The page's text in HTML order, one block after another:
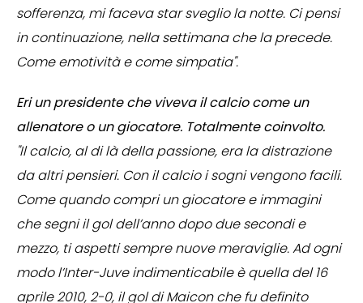
sofferenza, mi faceva star sveglio la notte. Ci pensi
in continuazione, nella settimana che la precede.
Come emotività e come simpatia".
Eri un presidente che viveva il calcio come un
allenatore o un giocatore. Totalmente coinvolto.
"Il calcio, al di là della passione, era la distrazione
da altri pensieri. Con il calcio i sogni vengono facili.
Come quando compri un giocatore e immagini
che segni il gol dell’anno dopo due secondi e
mezzo, ti aspetti sempre nuove meraviglie. Ad ogni
modo l’Inter-Juve indimenticabile è quella del 16
aprile 2010, 2-0, il gol di Maicon che fu definito